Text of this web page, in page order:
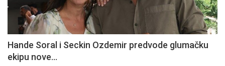
Hande Soral i Seckin Ozdemir predvode glumačku
ekipu nove...